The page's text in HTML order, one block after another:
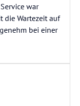
war
die Wartezeit auf
bei einer